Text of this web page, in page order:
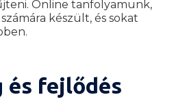
Online tanfolyamunk,
készült, és sokat
fejlődés